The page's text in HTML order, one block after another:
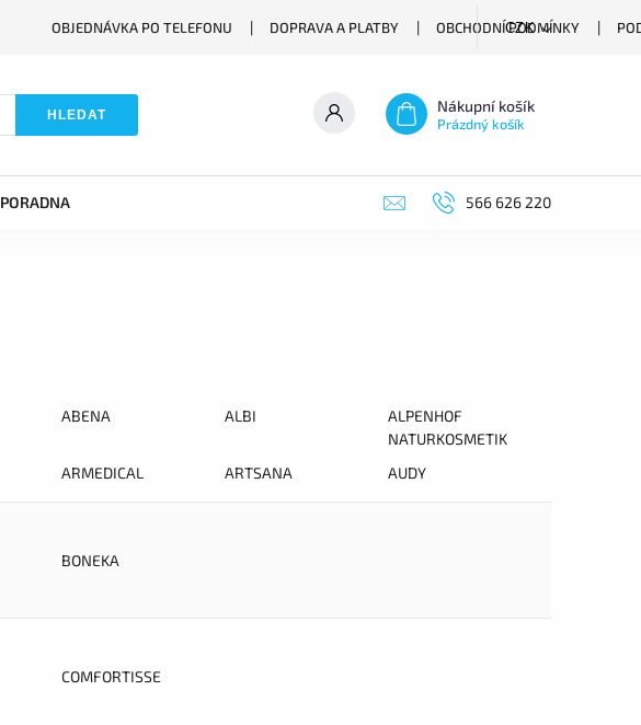
OBJEDNÁVKA PO TELEFONU DOPRAVA A PLATBY OBCHODNÍ PODMÍNKY
CZK
HLEDAT Nákupní košík
Prázdný košík
PORADNA 566 626 220
ABENA ALBI
ALPENHOF
NATURKOSMETIK
ARMEDICAL ARTSANA AUDY
BONEKA
COMFORTISSE